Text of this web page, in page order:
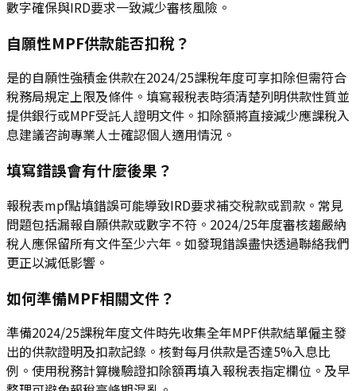
數字確保與IRD要求一致減少審核風險。
自願性MPF供款能否扣稅？
是的自願性強積金供款在2024/25課稅年度可享扣除但需符合
稅務局規定上限及條件。填寫報稅表時須清楚列明供款性質並
提供銀行或MPF受託人證明文件。扣除額將直接減少應課稅入
息建議咨詢專業人士確認個人適用情況。
填寫錯誤會有什麼後果？
報稅表mpf點填錯誤可能導致IRD要求補交稅款或罰款。常見
問題包括漏報自願供款或數字不符。2024/25年度審核趨嚴納
稅人應保留所有文件至少六年。如發現錯誤盡快透過聯絡我們
更正以減低影響。
如何準備MPF相關文件？
準備2024/25課稅年度文件時先收集全年MPF供款結單僱主發
出的供款證明及扣款記錄。核對每月供款是否達5%入息比
例。使用稅務計算機驗證扣除額再填入報稅表指定欄位。及早